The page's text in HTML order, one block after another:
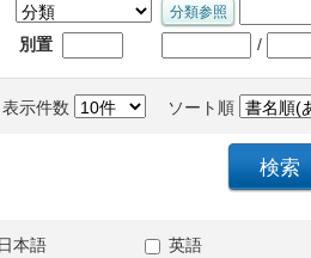
別置 /
表示件数 ソート順
日本語
英語